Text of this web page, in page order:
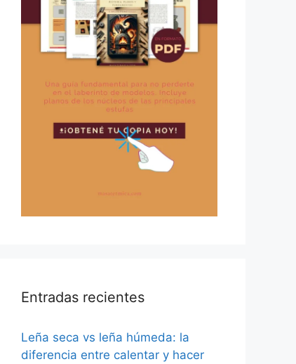
Entradas recientes
Leña seca vs leña húmeda: la
diferencia entre calentar y hacer